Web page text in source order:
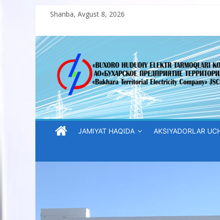
content
Shanba, Avgust 8, 2026
“Buxoro
hududiy
elektr
tarmoqlari
korxonasi”
“Buxoro
JAMIYAT HAQIDA AKSIYADORLAR